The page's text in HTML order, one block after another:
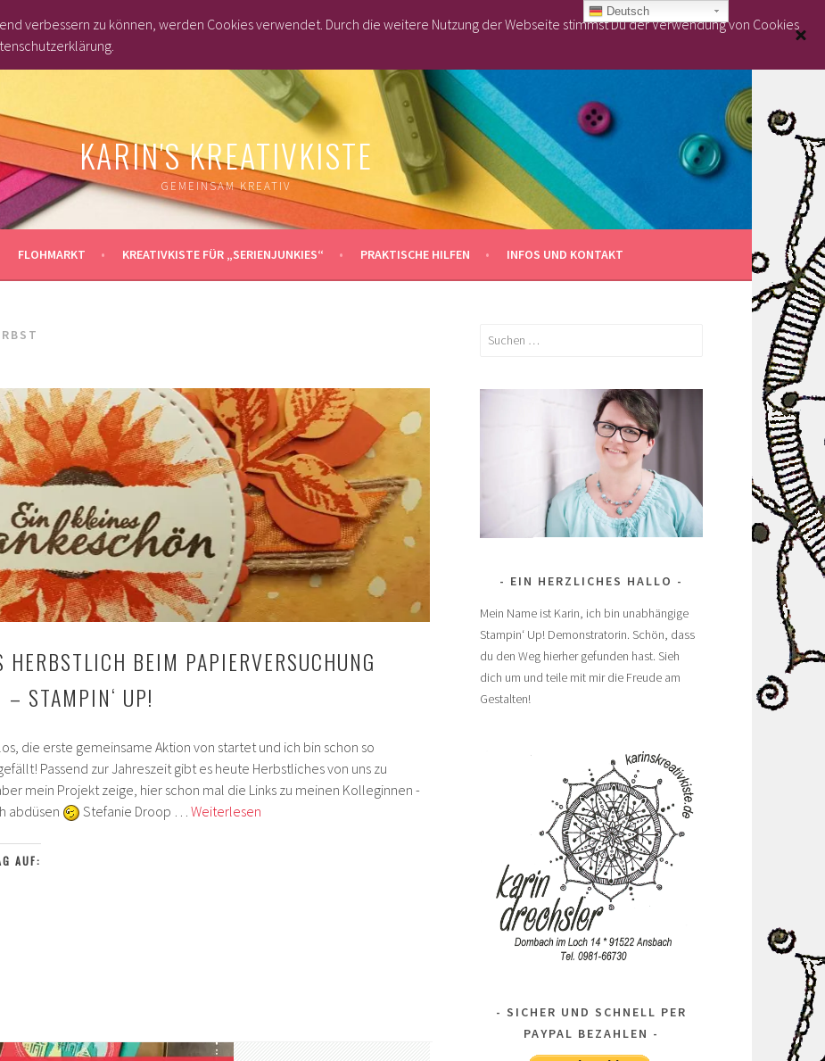
KARIN'S KREATIVKISTE
GEMEINSAM KREATIV
FLOHMARKT KREATIVKISTE FÜR „SERIENJUNKIES“ PRAKTISCHE HILFEN INFOS UND KONTAKT
HERBSTLICH BEIM PAPIERVERSUCHUNG
– STAMPIN‘ UP!
die erste gemeinsame Aktion von startet und ich bin schon so
Passend zur Jahreszeit gibt es heute Herbstliches von uns zu
mein Projekt zeige, hier schon mal die Links zu meinen Kolleginnen -
abdüsen
Stefanie Droop … Weiterlesen
AUF:
Suchen
EIN HERZLICHES HALLO
Mein Name ist Karin, ich bin unabhängige
Stampin‘ Up! Demonstratorin. Schön, dass
du den Weg hierher gefunden hast. Sieh
dich um und teile mit mir die Freude am
Gestalten!
SICHER UND SCHNELL PER
PAYPAL BEZAHLEN
Deutsch
verbessern zu können, werden Cookies verwendet. Durch die weitere Nutzung der Webseite stimmst Du der Verwendung von Cookies